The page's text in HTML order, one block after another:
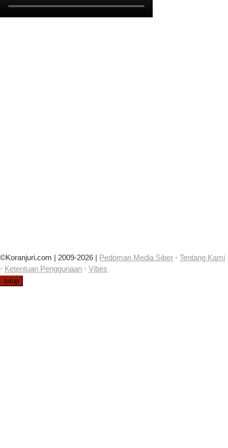
©Koranjuri.com | 2009-2026 | Pedoman Media Siber · Tentang Kami
· Ketentuan Penggunaan · Vibes
tutup